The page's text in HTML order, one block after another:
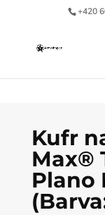
+420
Kufr
Max®
Plano